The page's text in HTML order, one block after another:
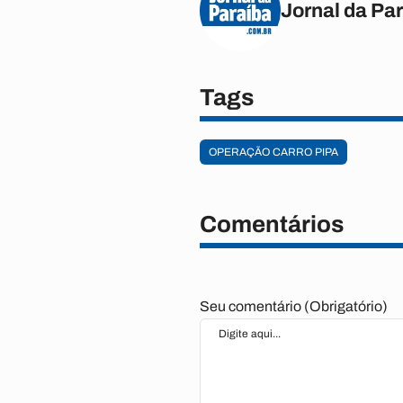
Jornal da
Tags
OPERAÇÃO CARRO PIPA
Comentários
Seu comentário (Obrigatório)